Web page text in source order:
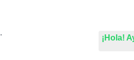
¡Hola!
.